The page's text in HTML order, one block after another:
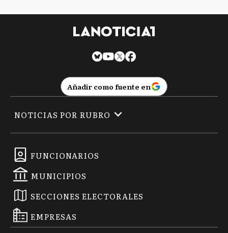
Añadir como fuente en
FUNCIONARIOS
MUNICIPIOS
SECCIONES ELECTORALES
EMPRESAS
NOTICIAS POR RUBRO